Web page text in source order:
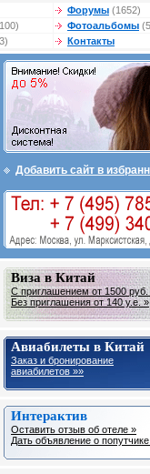
Форумы (1652)
Фотоальбомы
Контакты
Добавить сайт в
Виза в Китай
С приглашением от 1500 руб.
Без приглашения от 140 у.е. »
Авиабилеты в Китай
Заказ и бронирование
авиабилетов »»
Интерактив
Оставить отзыв об отеле »
Дать объявление о